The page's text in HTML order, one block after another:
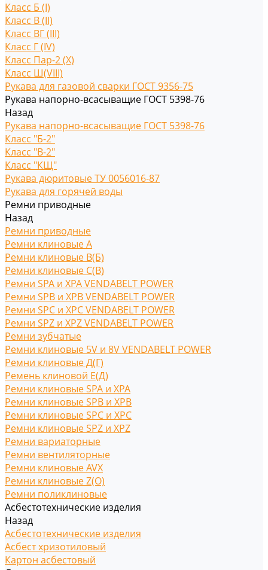
Класс Б (I)
Класс В (II)
Класс ВГ (III)
Класс Г (IV)
Класс Пар-2 (X)
Класс Ш(VIII)
Рукава для газовой сварки ГОСТ 9356-75
Рукава напорно-всасыващие ГОСТ 5398-76
Назад
Рукава напорно-всасыващие ГОСТ 5398-76
Класс "Б-2"
Класс "В-2"
Класс "КЩ"
Рукава дюритовые ТУ 0056016-87
Рукава для горячей воды
Ремни приводные
Назад
Ремни приводные
Ремни клиновые A
Ремни клиновые В(Б)
Ремни клиновые С(B)
Ремни SPA и XPA VENDABELT POWER
Ремни SPB и XPB VENDABELT POWER
Ремни SPC и XPC VENDABELT POWER
Ремни SPZ и XPZ VENDABELT POWER
Ремни зубчатые
Ремни клиновые 5V и 8V VENDABELT POWER
Ремни клиновые Д(Г)
Ремень клиновой Е(Д)
Ремни клиновые SPA и XPA
Ремни клиновые SPB и XPB
Ремни клиновые SPC и XPC
Ремни клиновые SPZ и XPZ
Ремни вариаторные
Ремни вентиляторные
Ремни клиновые AVX
Ремни клиновые Z(O)
Ремни поликлиновые
Асбестотехнические изделия
Назад
Асбестотехнические изделия
Асбест хризотиловый
Картон асбестовый